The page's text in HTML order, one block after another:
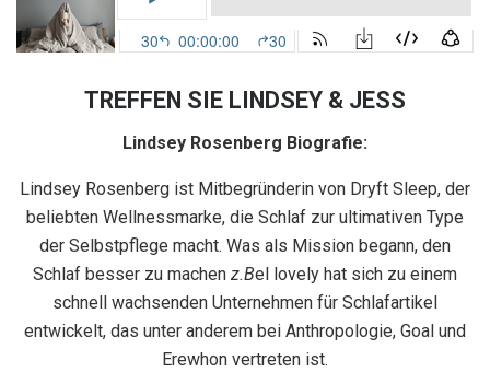
TREFFEN SIE LINDSEY & JESS
Lindsey Rosenberg Biografie:
Lindsey Rosenberg ist Mitbegründerin von Dryft Sleep, der
beliebten Wellnessmarke, die Schlaf zur ultimativen Type
der Selbstpflege macht. Was als Mission begann, den
Schlaf besser zu machen z.Bel lovely hat sich zu einem
schnell wachsenden Unternehmen für Schlafartikel
entwickelt, das unter anderem bei Anthropologie, Goal und
Erewhon vertreten ist.